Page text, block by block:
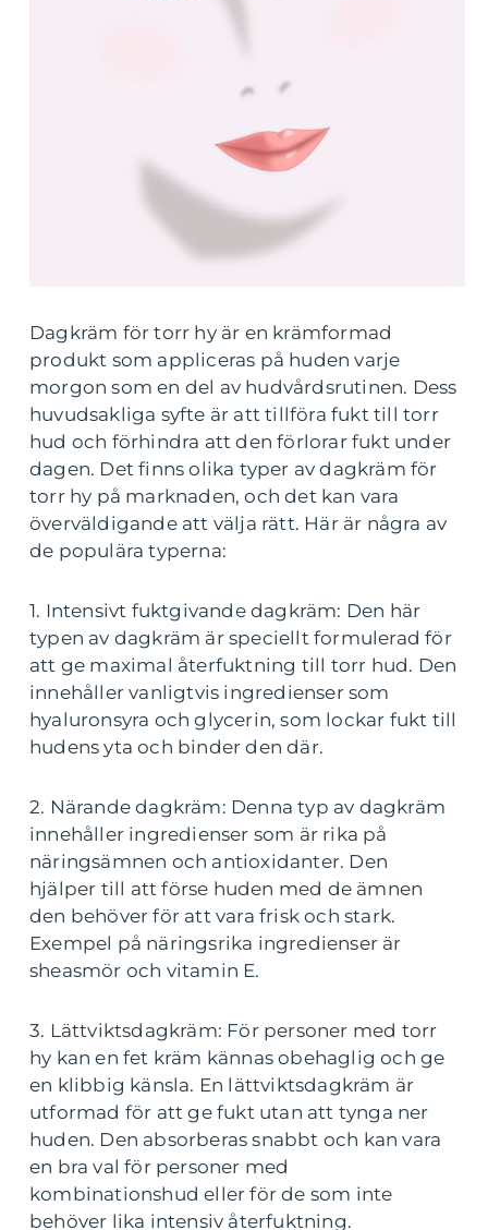
Dagkräm för torr hy är en krämformad
produkt som appliceras på huden varje
morgon som en del av hudvårdsrutinen. Dess
huvudsakliga syfte är att tillföra fukt till torr
hud och förhindra att den förlorar fukt under
dagen. Det finns olika typer av dagkräm för
torr hy på marknaden, och det kan vara
överväldigande att välja rätt. Här är några av
de populära typerna:
1. Intensivt fuktgivande dagkräm: Den här
typen av dagkräm är speciellt formulerad för
att ge maximal återfuktning till torr hud. Den
innehåller vanligtvis ingredienser som
hyaluronsyra och glycerin, som lockar fukt till
hudens yta och binder den där.
2. Närande dagkräm: Denna typ av dagkräm
innehåller ingredienser som är rika på
näringsämnen och antioxidanter. Den
hjälper till att förse huden med de ämnen
den behöver för att vara frisk och stark.
Exempel på näringsrika ingredienser är
sheasmör och vitamin E.
3. Lättviktsdagkräm: För personer med torr
hy kan en fet kräm kännas obehaglig och ge
en klibbig känsla. En lättviktsdagkräm är
utformad för att ge fukt utan att tynga ner
huden. Den absorberas snabbt och kan vara
en bra val för personer med
kombinationshud eller för de som inte
behöver lika intensiv återfuktning.